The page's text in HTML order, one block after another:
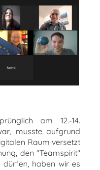
am 12.-14.
musste aufgrund
Raum versetzt
den "Teamspirit"
dürfen, haben wir es